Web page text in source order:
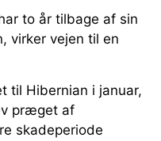
to år tilbage af sin
virker vejen til en
til Hibernian i januar,
præget af
skadeperiode